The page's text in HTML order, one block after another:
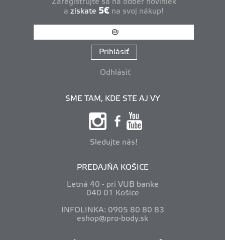
Zaregistrujte sa na odber noviniek
a získate 5€ na svoj nákup!
Prihlásiť
Odhlásiť
SME TAM, KDE STE AJ VY
Sledujte nás!
PREDAJŇA KOŠICE
Letná 40 - pri VUB banke
040 01 Košice
INFOLINKA: 0905 80 80 83
eshop@pro-body.sk